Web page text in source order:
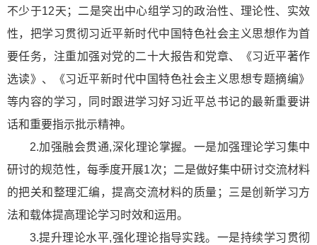
不少于12天；二是突出中心组学习的政治性、理论性、实效
性，把学习贯彻习近平新时代中国特色社会主义思想作为首
要任务，注重加强对党的二十大报告和党章、《习近平著作
选读》、《习近平新时代中国特色社会主义思想专题摘编》
等内容的学习，同时跟进学习好习近平总书记的最新重要讲
话和重要指示批示精神。
2.加强融会贯通,深化理论掌握。一是加强理论学习集中
研讨的规范性，每季度开展1次；二是做好集中研讨交流材料
的把关和整理汇编，提高交流材料的质量；三是创新学习方
法和载体提高理论学习时效和运用。
3.提升理论水平,强化理论指导实践。一是持续学习贯彻